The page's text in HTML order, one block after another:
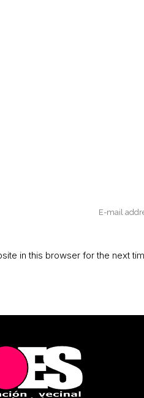
in this browser for the next